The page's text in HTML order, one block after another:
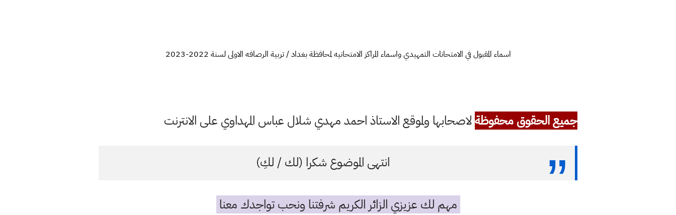
اسماء المقبول في الامتحانات التمهيدي واسماء المراكز الامتحانيه لمحافظة بغداد / تربية الرصافه الاولى لسنة 2022-2023
جميع الحقوق محفوظةلاصحابها ولموقع الاستاذ احمد مهدي شلال عباس المهداوي على الانترنت
انتهى الموضوع شكرا (لك / لكِ)
مهم لك عزيزي الزائر الكريم شرفتنا ونحب تواجدك معنا